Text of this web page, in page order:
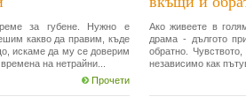
за губене. Нужно е
какво да правим, къде
искаме да му се доверим
на нетрайни...
Прочети
Ако живеете в
драма - дългото
обратно.
независимо как